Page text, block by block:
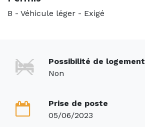
B - Véhicule léger - Exigé
Possibilité de logement
Non
Prise de poste
05/06/2023